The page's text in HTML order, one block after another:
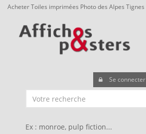
Acheter Toiles imprimées Photo des Alpes Tignes
Se connecter
Ex : monroe, pulp fiction...